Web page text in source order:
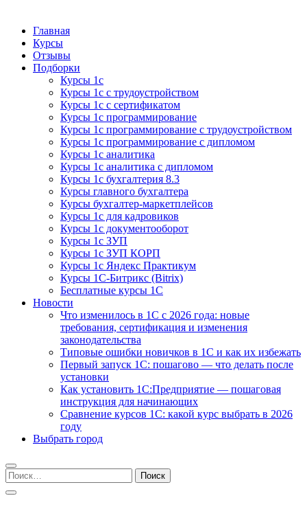
Курсы 1С
Курсы 1С официальная сертификация
Главная
Курсы
Отзывы
Подборки
Курсы 1с
Курсы 1с с трудоустройством
Курсы 1с с сертификатом
Курсы 1с программирование
Курсы 1с программирование с трудоустройством
Курсы 1с программирование с дипломом
Курсы 1с аналитика
Курсы 1с аналитика с дипломом
Курсы 1с бухгалтерия 8.3
Курсы главного бухгалтера
Курсы бухгалтер-маркетплейсов
Курсы 1с для кадровиков
Курсы 1с документооборот
Курсы 1с ЗУП
Курсы 1с ЗУП КОРП
Курсы 1с Яндекс Практикум
Курсы 1С-Битрикс (Bitrix)
Бесплатные курсы 1С
Новости
Что изменилось в 1С с 2026 года: новые
требования, сертификация и изменения
законодательства
Типовые ошибки новичков в 1С и как их избежать
Первый запуск 1С: пошагово — что делать после
установки
Как установить 1С:Предприятие — пошаговая
инструкция для начинающих
Сравнение курсов 1С: какой курс выбрать в 2026
году
Выбрать город
Найти: